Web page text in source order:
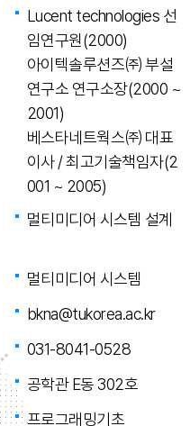
Lucent technologies 선
임연구원(2000)
아이텍솔루션즈㈜ 부설
연구소 연구소장(2000 ~
2001)
베스타네트웍스㈜ 대표
이사 / 최고기술책임자(2
001 ~ 2005)
멀티미디어 시스템 설계
멀티미디어 시스템
bkna@tukorea.ac.kr
031-8041-0528
공학관 E동 302호
프로그래밍기초